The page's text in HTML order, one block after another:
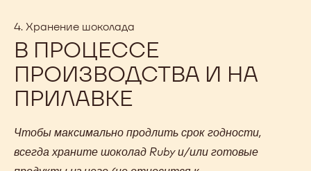
4. Хранение шоколада
В ПРОЦЕССЕ
ПРОИЗВОДСТВА И НА
ПРИЛАВКЕ
Чтобы максимально продлить срок годности,
всегда храните шоколад Ruby и/или готовые